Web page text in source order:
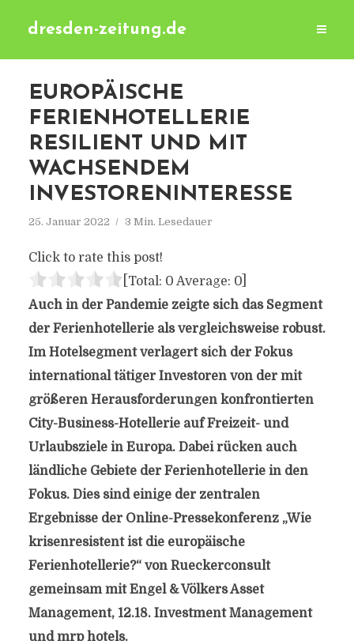
dresden-zeitung.de
EUROPÄISCHE
FERIENHOTELLERIE
RESILIENT UND MIT
WACHSENDEM
INVESTORENINTERESSE
25. Januar 2022 3 Min. Lesedauer
Click to rate this post!
[Total: 0 Average: 0]
Auch in der Pandemie zeigte sich das Segment
der Ferienhotellerie als vergleichsweise robust.
Im Hotelsegment verlagert sich der Fokus
international tätiger Investoren von der mit
größeren Herausforderungen konfrontierten
City-Business-Hotellerie auf Freizeit- und
Urlaubsziele in Europa. Dabei rücken auch
ländliche Gebiete der Ferienhotellerie in den
Fokus. Dies sind einige der zentralen
Ergebnisse der Online-Pressekonferenz „Wie
krisenresistent ist die europäische
Ferienhotellerie?“ von Rueckerconsult
gemeinsam mit Engel & Völkers Asset
Management, 12.18. Investment Management
und mrp hotels.